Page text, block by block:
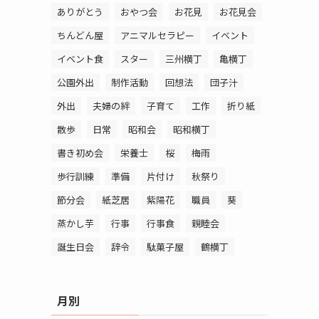
ありがとう おやつ会 お花見
お花見会
ちんどん屋
アニマルセラピー
イベント
イベント食
スター 三州横丁
亀横丁
公園外出
制作活動 回想法
団子汁
外出
夫婦の絆 子育て 工作
折り紙
散歩
日常 昭和会
昭和横丁
書き初め会
栄養士 桜
梅雨
歩行訓練
準備 片付け
秋祭り
節分会
紙芝居 紫陽花 職員
葵
蒸かし芋
行事 行事食
親睦会
誕生日会
辞令 駄菓子屋 鶴横丁
月別